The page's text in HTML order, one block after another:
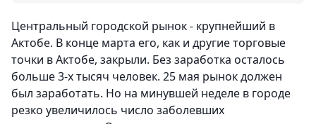
Центральный городской рынок - крупнейший в
Актобе. В конце марта его, как и другие торговые
точки в Актобе, закрыли. Без заработка осталось
больше 3-х тысяч человек. 25 мая рынок должен
был заработать. Но на минувшей неделе в городе
резко увеличилось число заболевших